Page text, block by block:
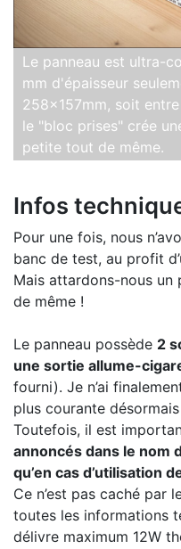
Le panneau est ultra-
mm d'épaisseur
258x157mm, soit
le "bloc prises" crée
petite tout de même.
Infos
Pour une fois, nous
banc de test, au profit
Mais attardons-nous un
de même !
Le panneau possède 2
une sortie allume-
fourni). Je n’ai
plus courante
Toutefois, il est
annoncés dans le nom
qu’en cas d’utilisation
Ce n’est pas caché par
toutes les informations
délivre maximum 12W